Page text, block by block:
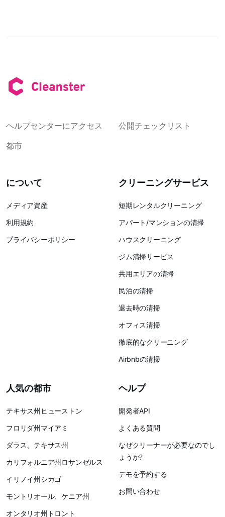
ヘルプセンターにアクセス
公開チェックリスト
都市
について
メディア資産
利用規約
プライバシーポリシー
クリーニングサービス
短期レンタルクリーニング
アパート/マンションの清掃
ハウスクリーニング
ジム清掃サービス
共用エリアの清掃
民泊の清掃
退去時の清掃
オフィス清掃
徹底的なクリーニング
Airbnbの清掃
人気の都市
テキサス州ヒューストン
フロリダ州マイアミ
ダラス、テキサス州
カリフォルニア州ロサンゼルス
イリノイ州シカゴ
モントリオール、ケニア州
オンタリオ州トロント
ヘルプ
開発者API
よくある質問
なぜクリーナーが必要なのでし
ょうか?
デモを予約する
お問い合わせ